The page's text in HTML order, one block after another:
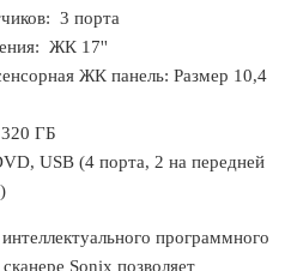
3 порта
ЖК 17''
ЖК панель: Размер 10,4
ГБ
USB (4 порта, 2 на передней
программного
Sonix позволяет